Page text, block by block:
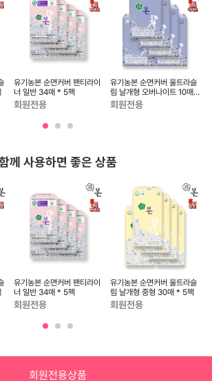
회원전용상품
경기도 고양시 덕양구 꽃마을로64, 1235호
유기농본 순면커버 팬티라이
너 일반 34매 * 5팩
회원전용
유기농본 순면커버 울트라슬
림 날개형 오버나이트 10매 *
5팩
회원전용
께 사용하면 좋은 상품
유기농본 순면커버 팬티라이
너 일반 34매 * 5팩
회원전용
유기농본 순면커버 울트라슬
림 날개형 중형 30매 * 5팩
회원전용